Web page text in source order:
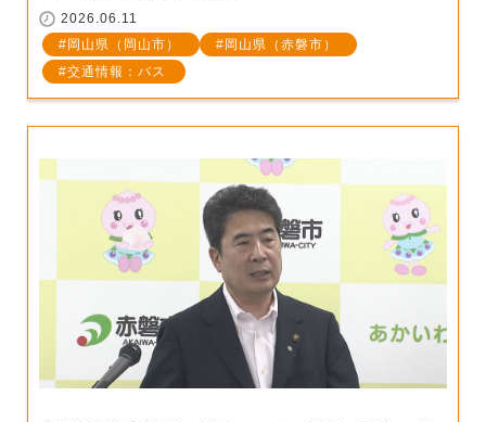
2026.06.11
岡山県（岡山市）
岡山県（赤磐市）
交通情報：バス